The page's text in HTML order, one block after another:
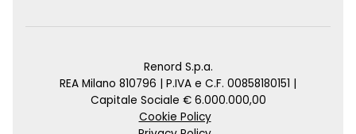
Renord S.p.a.
REA Milano 810796 | P.IVA e C.F. 00858180151 |
Capitale Sociale € 6.000.000,00
Cookie Policy